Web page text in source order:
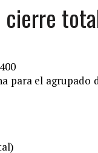
cierre
para el agrupado